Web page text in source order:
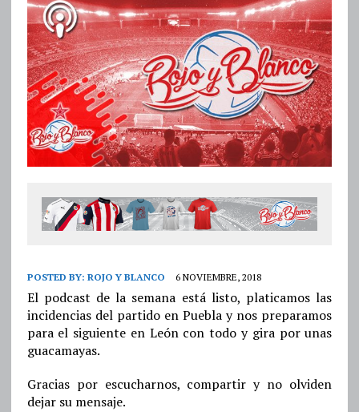
POSTED BY: ROJO Y BLANCO 6 NOVIEMBRE, 2018
El podcast de la semana está listo, platicamos las
incidencias del partido en Puebla y nos preparamos
para el siguiente en León con todo y gira por unas
guacamayas.
Gracias por escucharnos, compartir y no olviden
dejar su mensaje.